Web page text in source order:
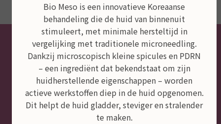
Bio Meso is een innovatieve Koreaanse
behandeling die de huid van binnenuit
stimuleert, met minimale hersteltijd in
vergelijking met traditionele microneedling.
Dankzij microscopisch kleine spicules en PDRN
– een ingrediënt dat bekendstaat om zijn
huidherstellende eigenschappen – worden
actieve werkstoffen diep in de huid opgenomen.
Dit helpt de huid gladder, steviger en stralender
te maken.